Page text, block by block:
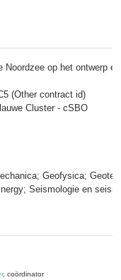
op het ontwerp
(Other contract id)
Cluster - cSBO
Geofysica;
Seismologie en
, coördinator